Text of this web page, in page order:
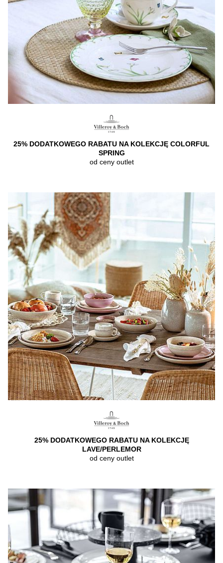
25% DODATKOWEGO RABATU NA KOLEKCJĘ COLORFUL
SPRING
od ceny outlet
25% DODATKOWEGO RABATU NA KOLEKCJĘ
LAVE/PERLEMOR
od ceny outlet